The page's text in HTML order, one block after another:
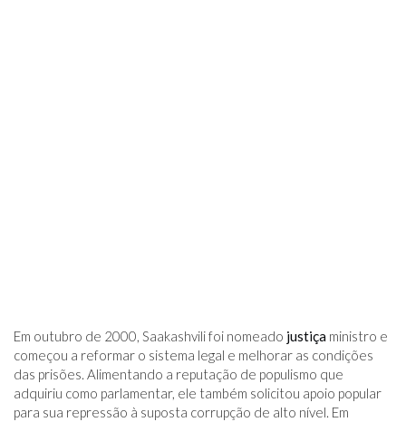
Em outubro de 2000, Saakashvili foi nomeado justiça ministro e
começou a reformar o sistema legal e melhorar as condições
das prisões. Alimentando a reputação de populismo que
adquiriu como parlamentar, ele também solicitou apoio popular
para sua repressão à suposta corrupção de alto nível. Em